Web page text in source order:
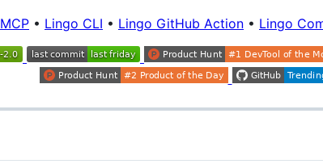
• Lingo CLI • Lingo GitHub Action • Lingo